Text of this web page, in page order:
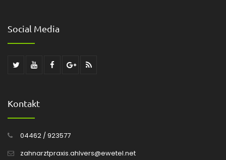
Social Media
Kontakt
04462 / 923577
zahnarztpraxis.ahlvers@ewetel.net